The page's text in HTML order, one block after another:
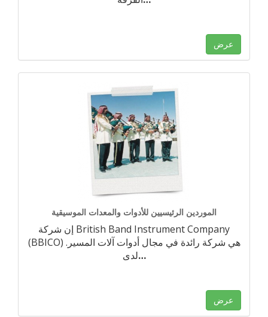
عرض
الموردين الرئيسيين للأدوات والمعدات الموسيقية
إن شركة British Band Instrument Company
(BBICO) هي شركة رائدة في مجال أدوات آلات المسير.
لدى…
عرض